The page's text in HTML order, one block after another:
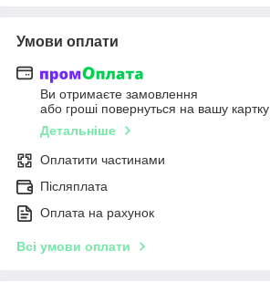
Умови оплати
Ви отримаєте замовлення
або гроші повернуться на вашу картку
Детальніше
Оплатити частинами
Післяплата
Оплата на рахунок
Всі умови оплати